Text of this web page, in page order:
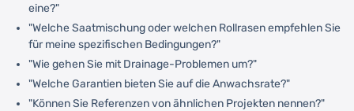
eine?"
"Welche Saatmischung oder welchen Rollrasen empfehlen Sie
für meine spezifischen Bedingungen?"
"Wie gehen Sie mit Drainage-Problemen um?"
"Welche Garantien bieten Sie auf die Anwachsrate?"
"Können Sie Referenzen von ähnlichen Projekten nennen?"